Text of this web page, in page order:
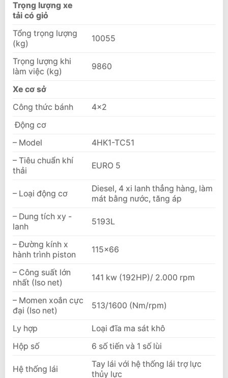
Trọng lượng xe
tải có giỏ
Tổng trọng lượng
(kg)
10055
Trọng lượng khi
làm việc (kg)
9860
Xe cơ sở
Công thức bánh
4×2
Động cơ
– Model
4HK1-TC51
– Tiêu chuẩn khí
thải
EURO 5
– Loại động cơ
Diesel, 4 xi lanh thẳng hàng, làm
mát bằng nước, tăng áp
– Dung tích xy -
lanh
5193L
– Đường kính x
hành trình piston
115×66
– Công suất lớn
nhất (Iso net)
141 kw (192HP)/ 2.000 rpm
– Momen xoắn cực
đại (Iso net)
513/1600 (Nm/rpm)
Ly hợp
Loại đĩa ma sát khô
Hộp số
6 số tiến và 1 số lùi
Hệ thống lái
Tay lái với hệ thống lái trợ lực
thủy lực